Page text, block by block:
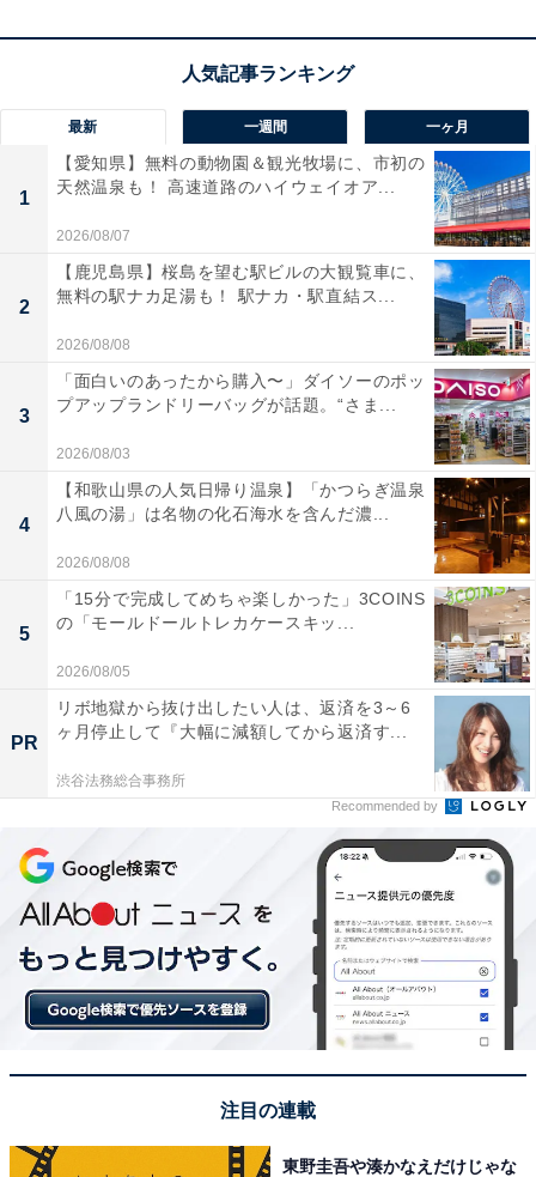
人や、九州の高級食材を静かな個室空間でゆっくり味わ
いたい人におすすめの宿です。
楽天トラベルの「クーポン祭」とは？
楽天トラベルでは、定期的に「クーポン祭」を開催。人
気の宿やホテルを対象に、宿泊予約で使えるお得な割引
クーポンは、国内宿泊や海外ツアー、レンタカーなど、
さまざまな旅行商品で利用可能。複数のクーポンを組み
合わせて、さらに割引率をアップできる場合もありま
す。賢く旅の計画を立てて、お得に旅行を楽しみましょ
う。
楽天トラベルでクーポン祭を見る
※掲載されている情報は記事公開時のものです。あらか
最新 一週間 一ヶ月
1
【愛知県】無料の動物園＆観光牧場に、市初の
天然温泉も！ 高速道路のハイウェイオア...
2026/08/07
2
【鹿児島県】桜島を望む駅ビルの大観覧車に、
無料の駅ナカ足湯も！ 駅ナカ・駅直結ス...
2026/08/08
3
「面白いのあったから購入〜」ダイソーのポッ
プアップランドリーバッグが話題。“さま...
2026/08/03
4
【和歌山県の人気日帰り温泉】「かつらぎ温泉
八風の湯」は名物の化石海水を含んだ濃...
2026/08/08
5
「15分で完成してめちゃ楽しかった」3COINS
の「モールドールトレカケースキッ...
2026/08/05
PR
リボ地獄から抜け出したい人は、返済を3～6
ヶ月停止して『大幅に減額してから返済す...
渋谷法務総合事務所
Recommended by
注目の連載
東野圭吾や湊かなえだけじゃな